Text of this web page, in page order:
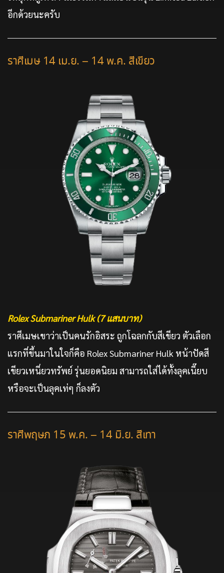
อีกด้วยนะครับ
ราศีเมษ 14 เม.ย. – 14 พ.ค. สีเขียว
Rolex Submariner Hulk (7 แสนบาท)
ราศีเมษเขาว่าเป็นคนรักอิสระ ถูกโฉลกกับสีเขียว ตัวเลือก
แรกที่ขึ้นมาในใจก็คือ Rolex Submariner Hulk หน้าปัดสี
เขียวเหนี่ยวทรัพย์ รุ่นยอดนิยม สามารถใส่ได้ทั้งลุคเนี๊ยบ
หรือจะเป็นลุคเท่ๆ ก็ลงตัว
ราศีพฤษภ 15 พ.ค. – 14 มิ.ย. สีเทา